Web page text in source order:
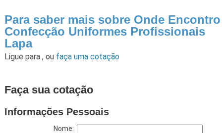
Para saber mais sobre Onde Encontro
Confecção Uniformes Profissionais
Lapa
Ligue para , ou faça uma cotação
Faça sua cotação
Informações Pessoais
Nome: